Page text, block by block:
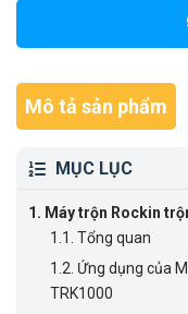
Mô tả sản phẩm
MỤC LỤC
1. Máy trộn Rockin
1.1. Tổng quan
1.2. Ứng dụng của
TRK1000